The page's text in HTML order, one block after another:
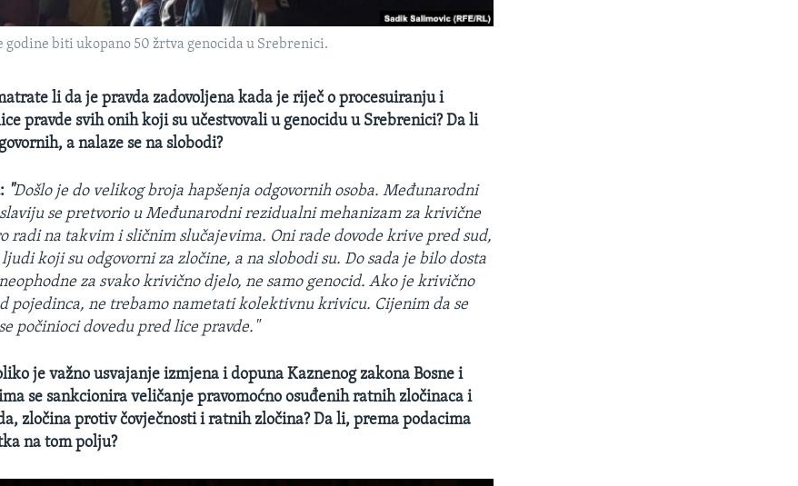
godine biti ukopano 50 žrtva genocida u Srebrenici.
li da je pravda zadovoljena kada je riječ o procesuiranju i
pravde svih onih koji su učestvovali u genocidu u Srebrenici? Da li
a nalaze se na slobodi?
"Došlo je do velikog broja hapšenja odgovornih osoba. Međunarodni
se pretvorio u Međunarodni rezidualni mehanizam za krivične
radi na takvim i sličnim slučajevima. Oni rade dovode krive pred sud,
koji su odgovorni za zločine, a na slobodi su. Do sada je bilo dosta
za svako krivično djelo, ne samo genocid. Ako je krivično
pojedinca, ne trebamo nametati kolektivnu krivicu. Cijenim da se
počinioci dovedu pred lice pravde."
je važno usvajanje izmjena i dopuna Kaznenog zakona Bosne i
se sankcionira veličanje pravomoćno osuđenih ratnih zločinaca i
zločina protiv čovječnosti i ratnih zločina? Da li, prema podacima
na tom polju?